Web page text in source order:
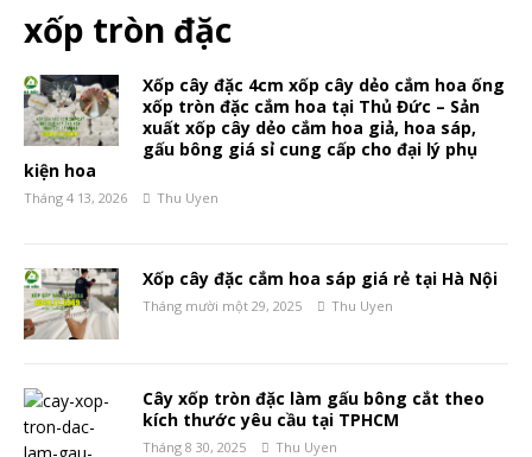
xốp tròn đặc
Xốp cây đặc 4cm xốp cây dẻo cắm hoa ống
xốp tròn đặc cắm hoa tại Thủ Đức – Sản
xuất xốp cây dẻo cắm hoa giả, hoa sáp,
gấu bông giá sỉ cung cấp cho đại lý phụ
kiện hoa
Tháng 4 13, 2026 Thu Uyen
Xốp cây đặc cắm hoa sáp giá rẻ tại Hà Nội
Tháng mười một 29, 2025 Thu Uyen
Cây xốp tròn đặc làm gấu bông cắt theo
kích thước yêu cầu tại TPHCM
Tháng 8 30, 2025 Thu Uyen